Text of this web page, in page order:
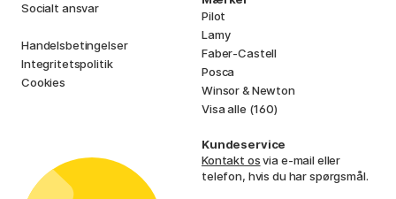
Socialt ansvar
Handelsbetingelser
Integritetspolitik
Cookies
Pilot
Lamy
Faber-Castell
Posca
Winsor & Newton
Visa alle (160)
Kundeservice
Kontakt osvia e-mail eller
telefon, hvis du har spørgsmål.